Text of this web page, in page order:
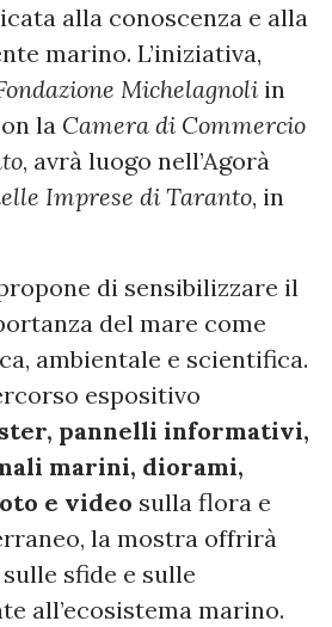
alla conoscenza e alla
marino. L’iniziativa,
Michelagnoli in
la Camera di Commercio
, avrà luogo nell’Agorà
Imprese di Taranto, in
di sensibilizzare il
del mare come
ambientale e scientifica.
espositivo
pannelli informativi,
marini, diorami,
e video sulla flora e
la mostra offrirà
sfide e sulle
all’ecosistema marino.